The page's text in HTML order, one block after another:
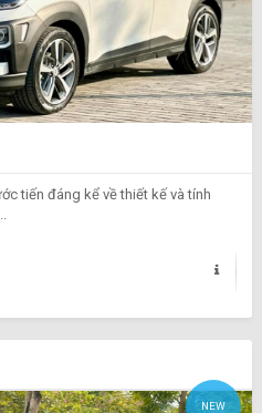
tiến đáng kể về thiết kế và tính
NEW